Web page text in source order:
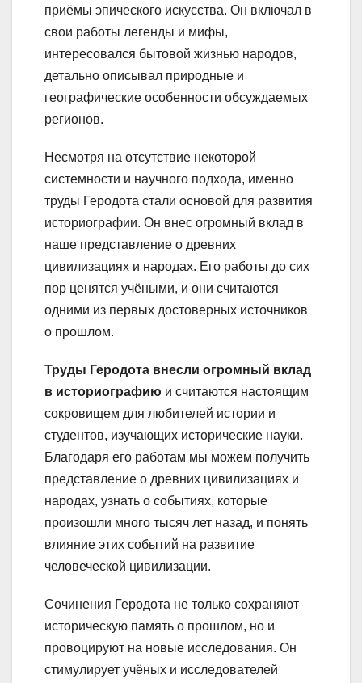
приёмы эпического искусства. Он включал в
свои работы легенды и мифы,
интересовался бытовой жизнью народов,
детально описывал природные и
географические особенности обсуждаемых
регионов.
Несмотря на отсутствие некоторой
системности и научного подхода, именно
труды Геродота стали основой для развития
историографии. Он внес огромный вклад в
наше представление о древних
цивилизациях и народах. Его работы до сих
пор ценятся учёными, и они считаются
одними из первых достоверных источников
о прошлом.
Труды Геродота внесли огромный вклад
в историографию и считаются настоящим
сокровищем для любителей истории и
студентов, изучающих исторические науки.
Благодаря его работам мы можем получить
представление о древних цивилизациях и
народах, узнать о событиях, которые
произошли много тысяч лет назад, и понять
влияние этих событий на развитие
человеческой цивилизации.
Сочинения Геродота не только сохраняют
историческую память о прошлом, но и
провоцируют на новые исследования. Он
стимулирует учёных и исследователей